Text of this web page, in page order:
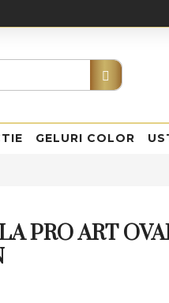
GELURI COLOR
PRO ART